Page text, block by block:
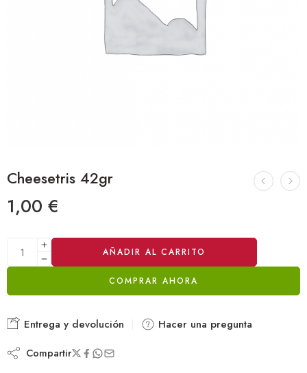
Cheesetris 42gr
1,00 €
AÑADIR AL CARRITO
COMPRAR AHORA
Alternative:
Entrega y devolución Hacer una pregunta
Compartir